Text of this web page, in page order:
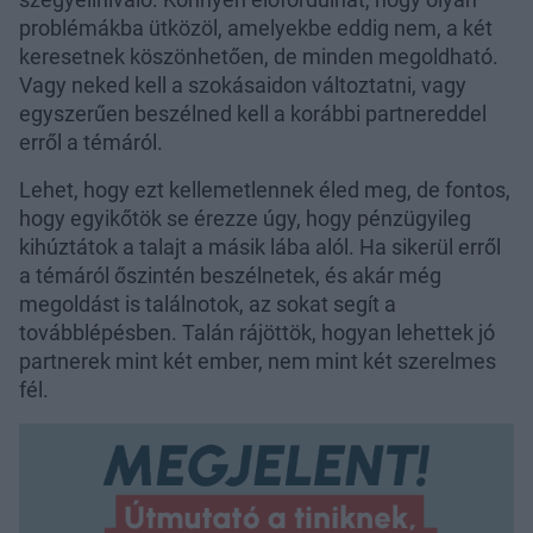
problémákba ütközöl, amelyekbe eddig nem, a két
keresetnek köszönhetően, de minden megoldható.
Vagy neked kell a szokásaidon változtatni, vagy
egyszerűen beszélned kell a korábbi partnereddel
erről a témáról.
Lehet, hogy ezt kellemetlennek éled meg, de fontos,
hogy egyikőtök se érezze úgy, hogy pénzügyileg
kihúztátok a talajt a másik lába alól. Ha sikerül erről
a témáról őszintén beszélnetek, és akár még
megoldást is találnotok, az sokat segít a
továbblépésben. Talán rájöttök, hogyan lehettek jó
partnerek mint két ember, nem mint két szerelmes
fél.